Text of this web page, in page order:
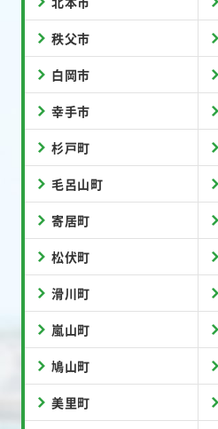
秩父市
白岡市
幸手市
杉戸町
毛呂山町
寄居町
松伏町
滑川町
嵐山町
鳩山町
美里町